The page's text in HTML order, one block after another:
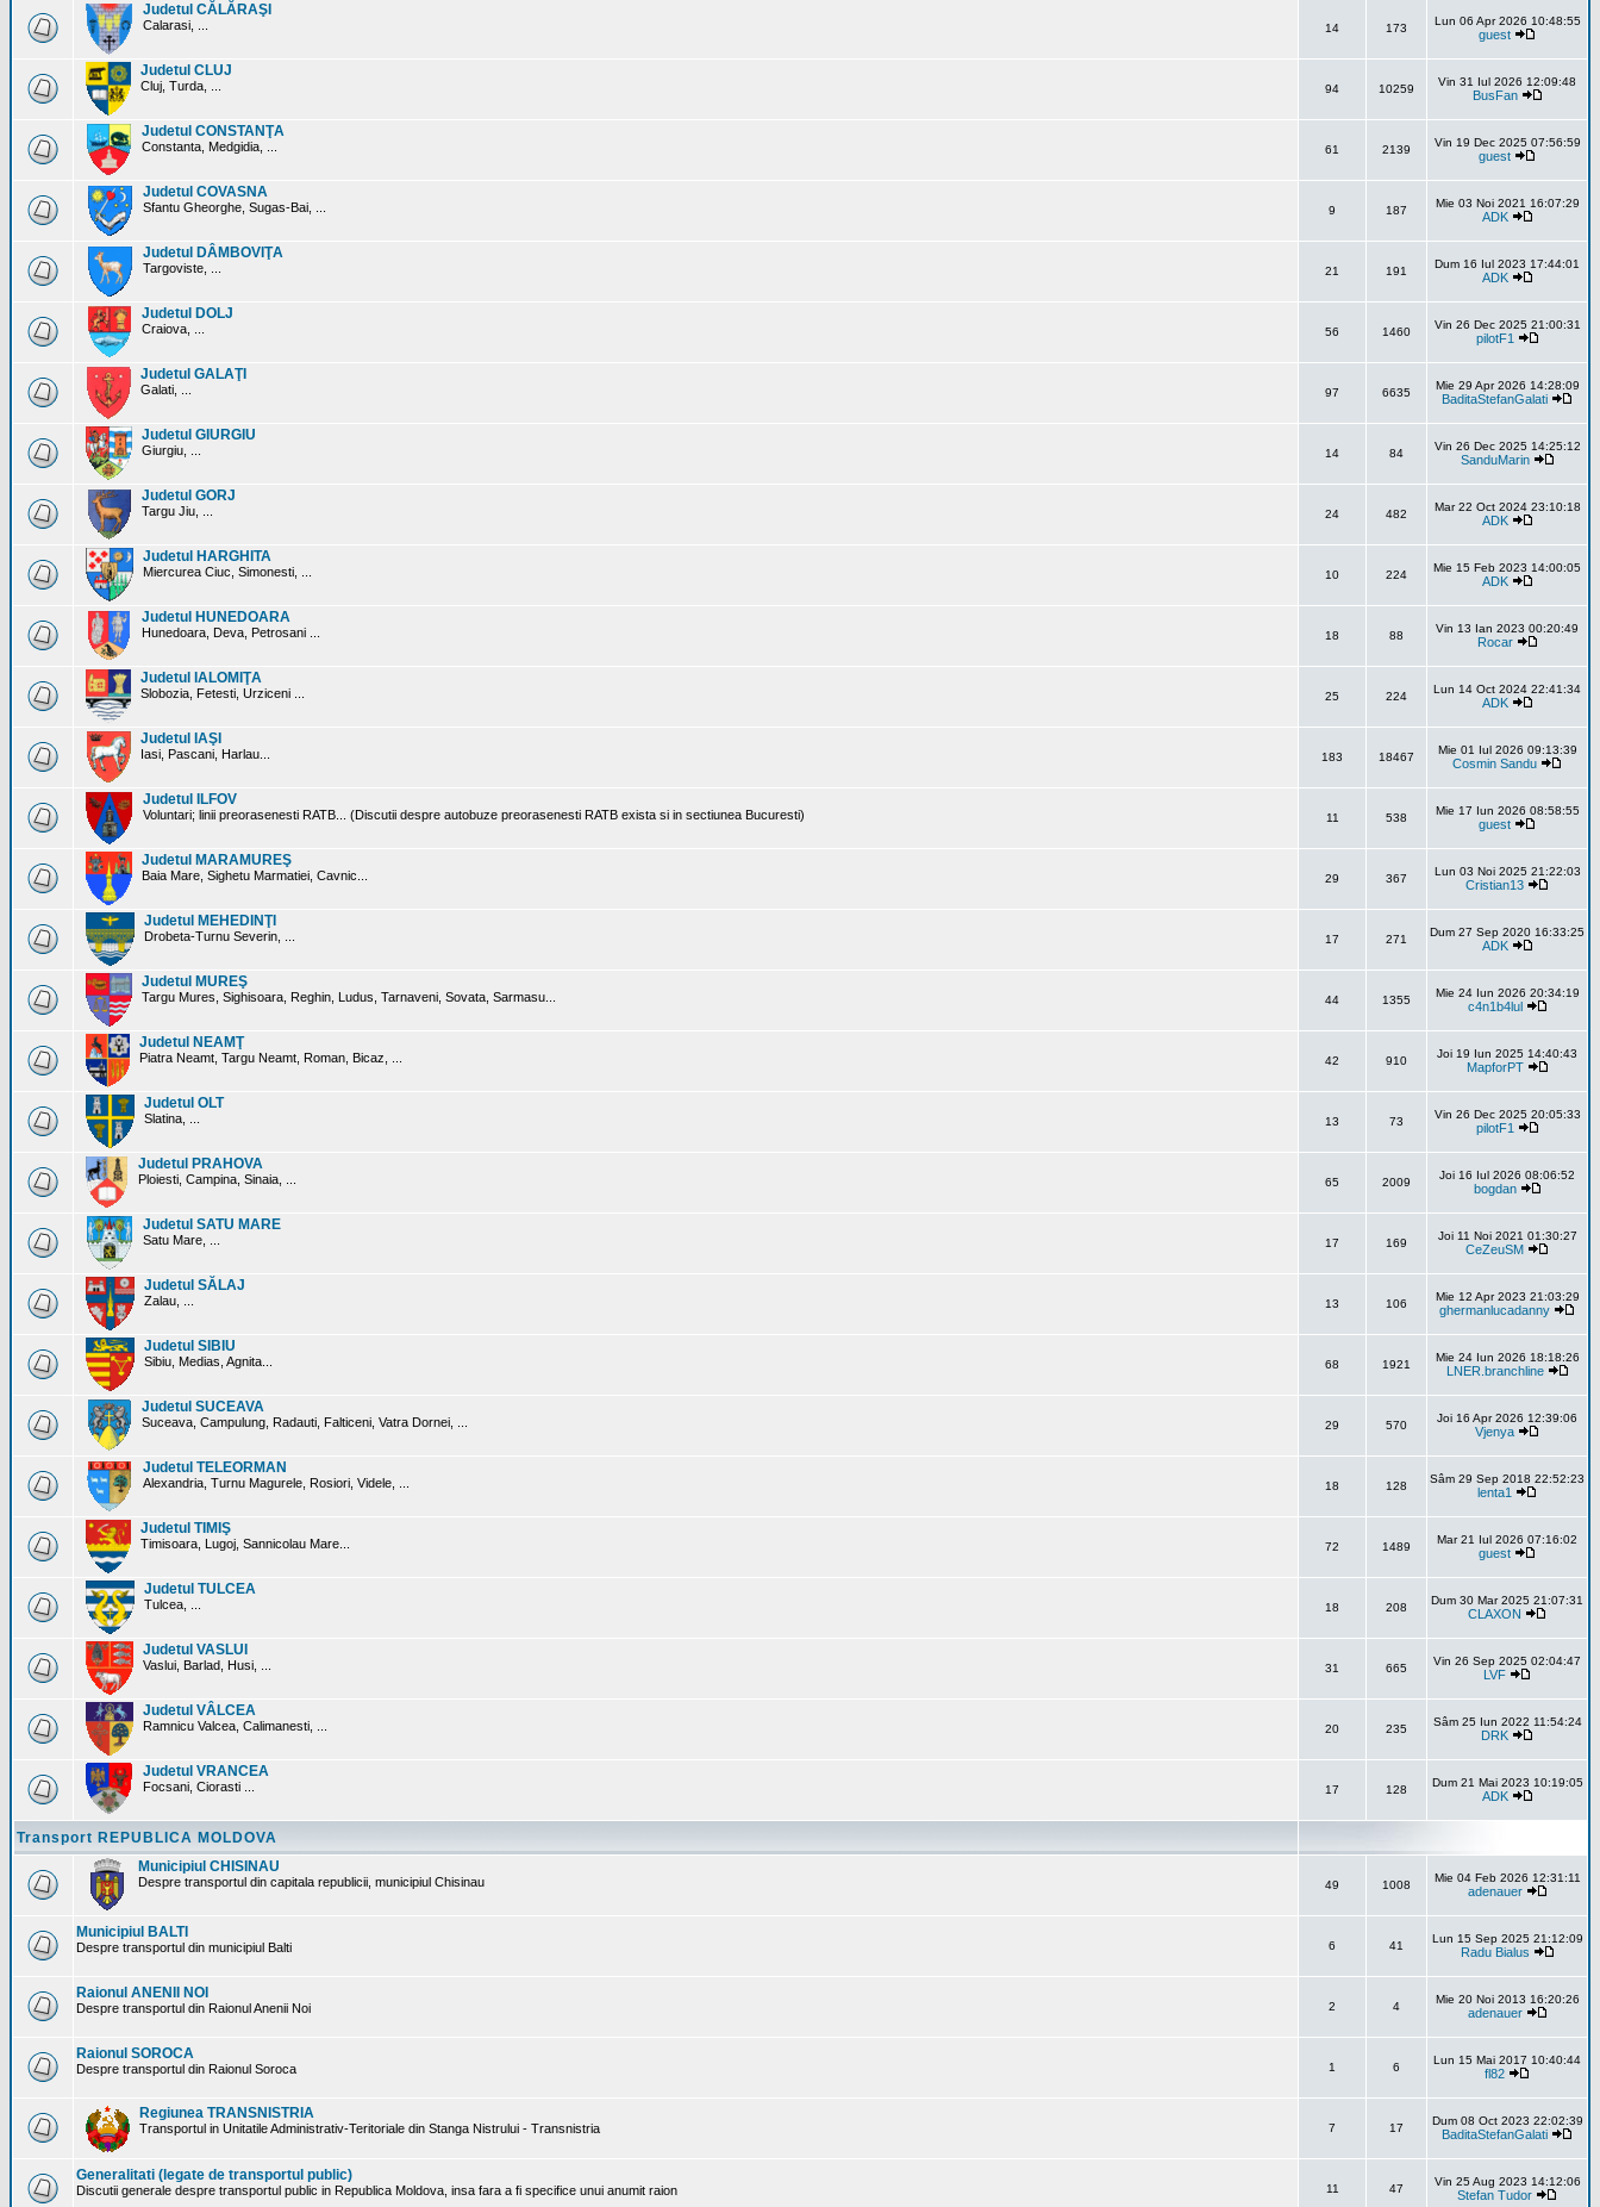
Judetul CĂLĂRAŞI
Calarasi, ... 14 173
Lun 06 Apr 2026 10:48:55
guest
Judetul CLUJ
Cluj, Turda, ... 94 10259
Vin 31 Iul 2026 12:09:48
BusFan
Judetul CONSTANŢA
Constanta, Medgidia, ... 61 2139
Vin 19 Dec 2025 07:56:59
guest
Judetul COVASNA
Sfantu Gheorghe, Sugas-Bai, ... 9 187
Mie 03 Noi 2021 16:07:29
ADK
Judetul DÂMBOVIŢA
Targoviste, ... 21 191
Dum 16 Iul 2023 17:44:01
ADK
Judetul DOLJ
Craiova, ... 56 1460
Vin 26 Dec 2025 21:00:31
pilotF1
Judetul GALAŢI
Galati, ... 97 6635
Mie 29 Apr 2026 14:28:09
BaditaStefanGalati
Judetul GIURGIU
Giurgiu, ... 14 84
Vin 26 Dec 2025 14:25:12
SanduMarin
Judetul GORJ
Targu Jiu, ... 24 482
Mar 22 Oct 2024 23:10:18
ADK
Judetul HARGHITA
Miercurea Ciuc, Simonesti, ... 10 224
Mie 15 Feb 2023 14:00:05
ADK
Judetul HUNEDOARA
Hunedoara, Deva, Petrosani ... 18 88
Vin 13 Ian 2023 00:20:49
Rocar
Judetul IALOMIŢA
Slobozia, Fetesti, Urziceni ... 25 224
Lun 14 Oct 2024 22:41:34
ADK
Judetul IAŞI
Iasi, Pascani, Harlau... 183 18467
Mie 01 Iul 2026 09:13:39
Cosmin Sandu
Judetul ILFOV
Voluntari; linii preorasenesti RATB... (Discutii despre autobuze preorasenesti RATB exista si in sectiunea Bucuresti) 11 538
Mie 17 Iun 2026 08:58:55
guest
Judetul MARAMUREŞ
Baia Mare, Sighetu Marmatiei, Cavnic... 29 367
Lun 03 Noi 2025 21:22:03
Cristian13
Judetul MEHEDINŢI
Drobeta-Turnu Severin, ... 17 271
Dum 27 Sep 2020 16:33:25
ADK
Judetul MUREŞ
Targu Mures, Sighisoara, Reghin, Ludus, Tarnaveni, Sovata, Sarmasu... 44 1355
Mie 24 Iun 2026 20:34:19
c4n1b4lul
Judetul NEAMŢ
Piatra Neamt, Targu Neamt, Roman, Bicaz, ... 42 910
Joi 19 Iun 2025 14:40:43
MapforPT
Judetul OLT
Slatina, ... 13 73
Vin 26 Dec 2025 20:05:33
pilotF1
Judetul PRAHOVA
Ploiesti, Campina, Sinaia, ... 65 2009
Joi 16 Iul 2026 08:06:52
bogdan
Judetul SATU MARE
Satu Mare, ... 17 169
Joi 11 Noi 2021 01:30:27
CeZeuSM
Judetul SĂLAJ
Zalau, ... 13 106
Mie 12 Apr 2023 21:03:29
ghermanlucadanny
Judetul SIBIU
Sibiu, Medias, Agnita... 68 1921
Mie 24 Iun 2026 18:18:26
LNER.branchline
Judetul SUCEAVA
Suceava, Campulung, Radauti, Falticeni, Vatra Dornei, ... 29 570
Joi 16 Apr 2026 12:39:06
Vjenya
Judetul TELEORMAN
Alexandria, Turnu Magurele, Rosiori, Videle, ... 18 128
Sâm 29 Sep 2018 22:52:23
lenta1
Judetul TIMIŞ
Timisoara, Lugoj, Sannicolau Mare... 72 1489
Mar 21 Iul 2026 07:16:02
guest
Judetul TULCEA
Tulcea, ... 18 208
Dum 30 Mar 2025 21:07:31
CLAXON
Judetul VASLUI
Vaslui, Barlad, Husi, ... 31 665
Vin 26 Sep 2025 02:04:47
LVF
Judetul VÂLCEA
Ramnicu Valcea, Calimanesti, ... 20 235
Sâm 25 Iun 2022 11:54:24
DRK
Judetul VRANCEA
Focsani, Ciorasti ... 17 128
Dum 21 Mai 2023 10:19:05
ADK
Transport REPUBLICA MOLDOVA
Municipiul CHISINAU
Despre transportul din capitala republicii, municipiul Chisinau 49 1008
Mie 04 Feb 2026 12:31:11
adenauer
Municipiul BALTI
Despre transportul din municipiul Balti 6 41
Lun 15 Sep 2025 21:12:09
Radu Bialus
Raionul ANENII NOI
Despre transportul din Raionul Anenii Noi 2 4
Mie 20 Noi 2013 16:20:26
adenauer
Raionul SOROCA
Despre transportul din Raionul Soroca 1 6
Lun 15 Mai 2017 10:40:44
fl82
Regiunea TRANSNISTRIA
Transportul in Unitatile Administrativ-Teritoriale din Stanga Nistrului - Transnistria 7 17
Dum 08 Oct 2023 22:02:39
BaditaStefanGalati
Generalitati (legate de transportul public)
Discutii generale despre transportul public in Republica Moldova, insa fara a fi specifice unui anumit raion 11 47
Vin 25 Aug 2023 14:12:06
Stefan Tudor